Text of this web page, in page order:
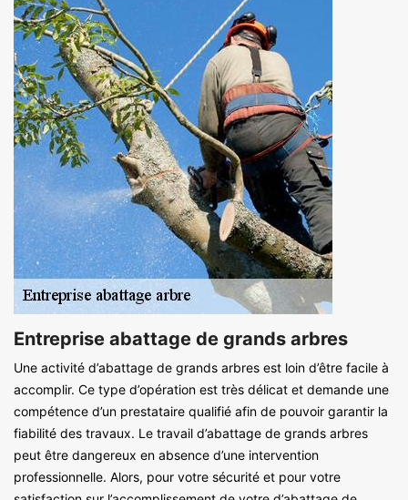
Entreprise abattage de grands arbres
Une activité d’abattage de grands arbres est loin d’être facile à
accomplir. Ce type d’opération est très délicat et demande une
compétence d’un prestataire qualifié afin de pouvoir garantir la
fiabilité des travaux. Le travail d’abattage de grands arbres
peut être dangereux en absence d’une intervention
professionnelle. Alors, pour votre sécurité et pour votre